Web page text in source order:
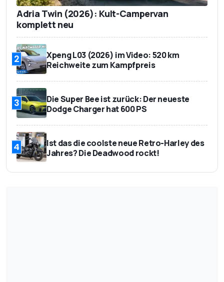
Adria Twin (2026): Kult-Campervan
komplett neu
2
Xpeng L03 (2026) im Video: 520 km
Reichweite zum Kampfpreis
3
Die Super Bee ist zurück: Der neueste
Dodge Charger hat 600 PS
4
Ist das die coolste neue Retro-Harley des
Jahres? Die Deadwood rockt!